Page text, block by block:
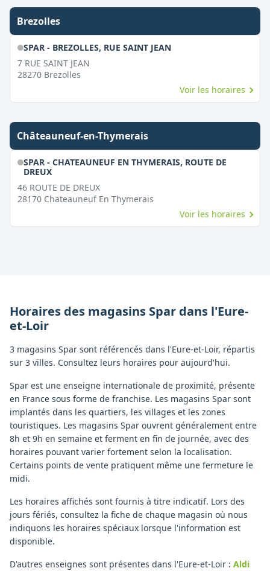
Brezolles
SPAR - BREZOLLES, RUE SAINT JEAN
7 RUE SAINT JEAN
28270 Brezolles
Voir les horaires
Châteauneuf-en-Thymerais
SPAR - CHATEAUNEUF EN THYMERAIS, ROUTE DE
DREUX
46 ROUTE DE DREUX
28170 Chateauneuf En Thymerais
Voir les horaires
Horaires des magasins Spar dans l'Eure-
et-Loir
3 magasins Spar sont référencés dans l'Eure-et-Loir, répartis
sur 3 villes. Consultez leurs horaires pour aujourd'hui.
Spar est une enseigne internationale de proximité, présente
en France sous forme de franchise. Les magasins Spar sont
implantés dans les quartiers, les villages et les zones
touristiques. Les magasins Spar ouvrent généralement entre
8h et 9h en semaine et ferment en fin de journée, avec des
horaires pouvant varier fortement selon la localisation.
Certains points de vente pratiquent même une fermeture le
midi.
Les horaires affichés sont fournis à titre indicatif. Lors des
jours fériés, consultez la fiche de chaque magasin où nous
indiquons les horaires spéciaux lorsque l'information est
disponible.
D'autres enseignes sont présentes dans l'Eure-et-Loir : Aldi